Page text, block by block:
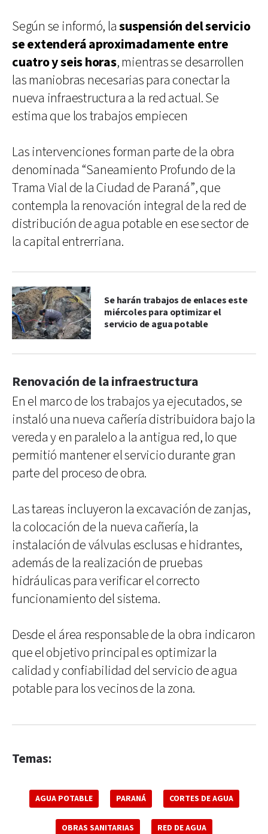
Según se informó, lasuspensión del servicio
se extenderá aproximadamente entre
cuatro y seis horas, mientras se desarrollen
las maniobras necesarias para conectar la
nueva infraestructura a la red actual. Se
estima que los trabajos empiecen
Las intervenciones forman parte de la obra
denominada “Saneamiento Profundo de la
Trama Vial de la Ciudad de Paraná”, que
contempla la renovación integral de la red de
distribución de agua potable en ese sector de
la capital entrerriana.
Se harán trabajos de enlaces este
miércoles para optimizar el
servicio de agua potable
Renovación de la infraestructura
En el marco de los trabajos ya ejecutados, se
instaló una nueva cañería distribuidora bajo la
vereda y en paralelo a la antigua red, lo que
permitió mantener el servicio durante gran
parte del proceso de obra.
Las tareas incluyeron la excavación de zanjas,
la colocación de la nueva cañería, la
instalación de válvulas esclusas e hidrantes,
además de la realización de pruebas
hidráulicas para verificar el correcto
funcionamiento del sistema.
Desde el área responsable de la obra indicaron
que el objetivo principal es optimizar la
calidad y confiabilidad del servicio de agua
potable para los vecinos de la zona.
Temas:
AGUA POTABLE PARANÁ CORTES DE AGUA
OBRAS SANITARIAS RED DE AGUA